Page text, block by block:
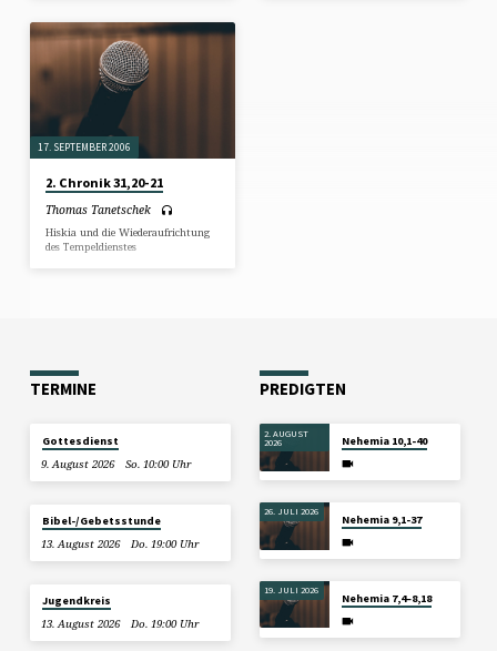
17. SEPTEMBER 2006
2. Chronik 31,20-21
Thomas Tanetschek
Hiskia und die Wiederaufrichtung
des Tempeldienstes
TERMINE
Gottesdienst
9. August 2026
So. 10:00 Uhr
Bibel-/Gebetsstunde
13. August 2026
Do. 19:00 Uhr
Jugendkreis
13. August 2026
Do. 19:00 Uhr
PREDIGTEN
2. AUGUST
2026 Nehemia 10,1-40
26. JULI 2026
Nehemia 9,1-37
19. JULI 2026
Nehemia 7,4–8,18